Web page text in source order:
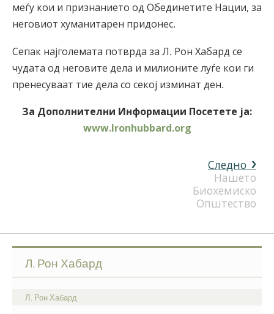
меѓу кои и признанието од Обединетите Нации, за
неговиот хуманитарен придонес.
Сепак најголемата потврда за Л. Рон Хабард се
чудата од неговите дела и милионите луѓе кои ги
пренесуваат тие дела со секој изминат ден.
За Дополнителни Информации Посетете ја:
www.lronhubbard.org
Следно
Нашето
Биохемиско
Општество
Л. Рон Хабард
Л. Рон Хабард